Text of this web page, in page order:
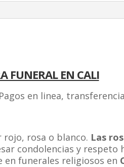
FUNERAL EN CALI
en linea,
rojo, rosa o blanco. Las
condolencias y respeto
funerales religiosos en